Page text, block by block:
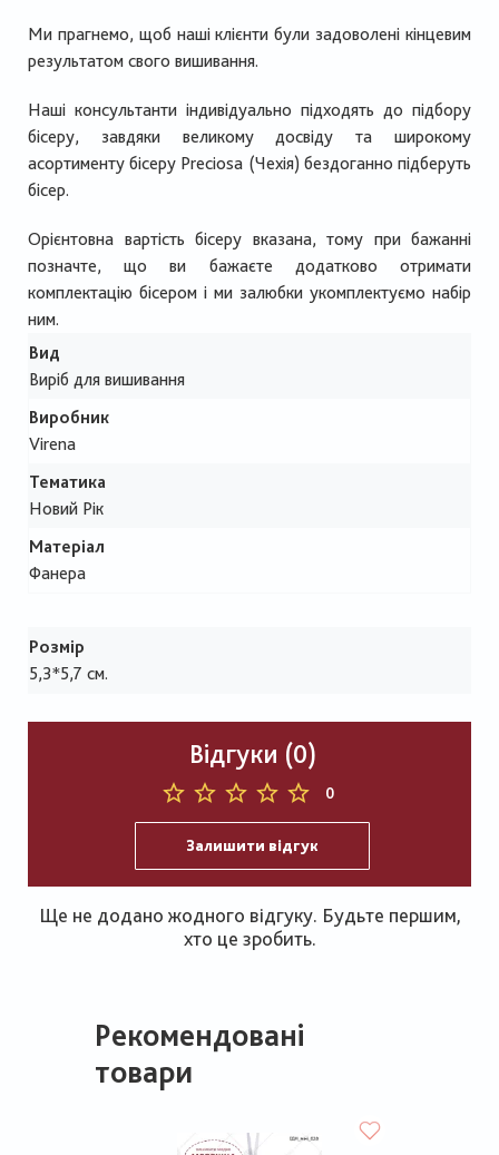
Ми прагнемо, щоб наші клієнти були задоволені кінцевим
результатом свого вишивання.
Наші консультанти індивідуально підходять до підбору
бісеру, завдяки великому досвіду та широкому
асортименту бісеру Preciosa (Чехія) бездоганно підберуть
бісер.
Орієнтовна вартість бісеру вказана, тому при бажанні
позначте, що ви бажаєте додатково отримати
комплектацію бісером і ми залюбки укомплектуємо набір
ним.
Вид
Виріб для вишивання
Виробник
Virena
Тематика
Новий Рік
Матеріал
Фанера
Розмір
5,3*5,7 см.
Відгуки (0)
0
Залишити відгук
Ще не додано жодного відгуку. Будьте першим,
хто це зробить.
Рекомендовані
товари